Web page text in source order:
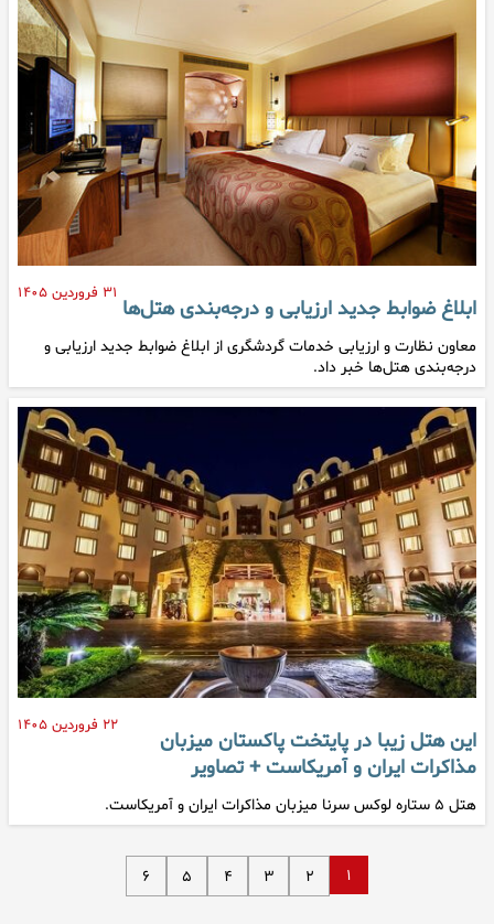
۳۱ فروردین ۱۴۰۵
ابلاغ ضوابط جدید ارزیابی و درجه‌بندی هتل‌ها
معاون نظارت و ارزیابی خدمات گردشگری از ابلاغ ضوابط جدید ارزیابی و
درجه‌بندی هتل‌ها خبر داد.
۲۲ فروردین ۱۴۰۵
این هتل زیبا در پایتخت پاکستان میزبان
مذاکرات ایران و آمریکاست + تصاویر
هتل ۵ ‌ستاره لوکس سرنا میزبان مذاکرات ایران و آمریکاست.
۱ ۲ ۳ ۴ ۵ ۶